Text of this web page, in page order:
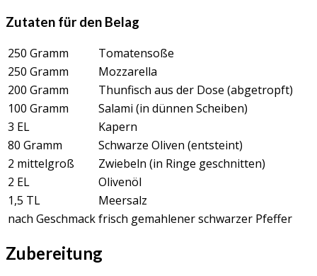
Zutaten für den Belag
250 Gramm
Tomatensoße
250 Gramm
Mozzarella
200 Gramm
Thunfisch aus der Dose (abgetropft)
100 Gramm
Salami (in dünnen Scheiben)
3 EL
Kapern
80 Gramm
Schwarze Oliven (entsteint)
2 mittelgroß
Zwiebeln (in Ringe geschnitten)
2 EL
Olivenöl
1,5 TL
Meersalz
nach Geschmackfrisch gemahlener schwarzer Pfeffer
Zubereitung